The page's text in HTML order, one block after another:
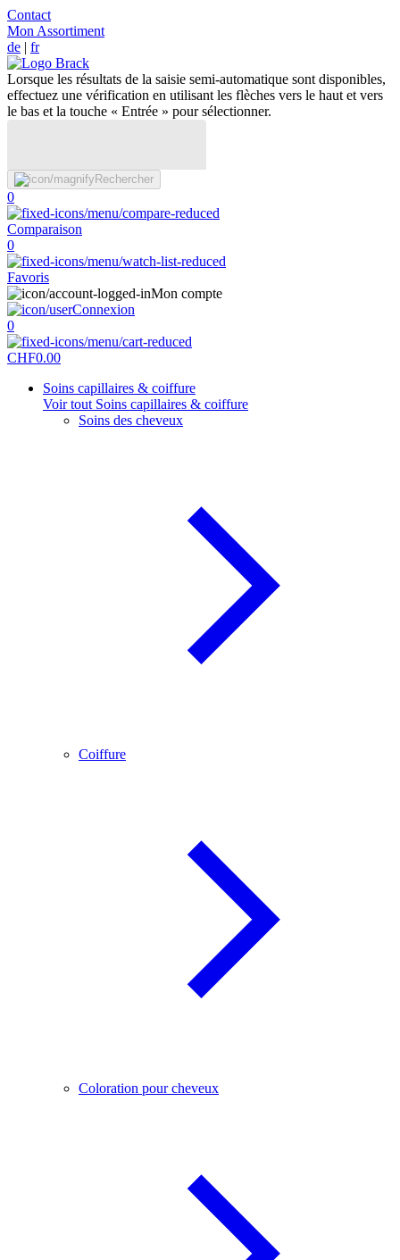
Contact
Mon Assortiment
de | fr
Lorsque les résultats de la saisie semi-automatique sont disponibles,
effectuez une vérification en utilisant les flèches vers le haut et vers
le bas et la touche « Entrée » pour sélectionner.
Rechercher
0
Comparaison
0
Favoris
Mon compte
Connexion
0
CHF0.00
Soins capillaires & coiffure
Voir tout Soins capillaires & coiffure
Soins des cheveux
Coiffure
Coloration pour cheveux